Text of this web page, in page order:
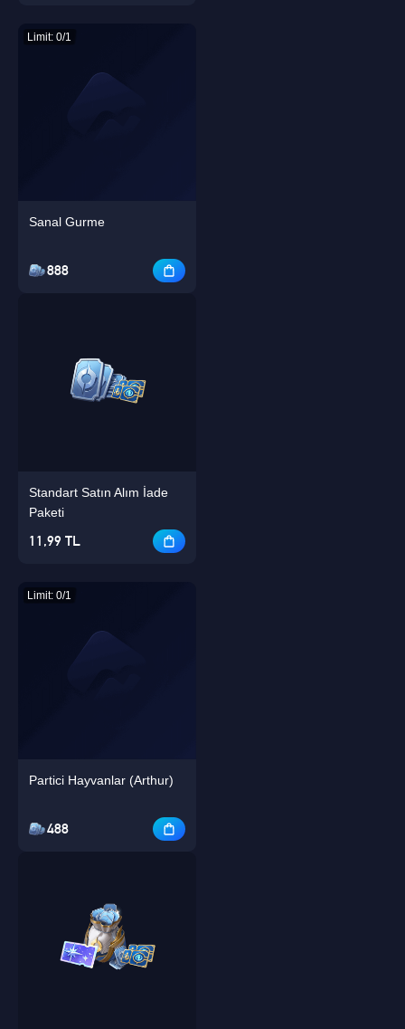
Limit: 0/1
Sanal Gurme
888
Standart Satın Alım İade
Paketi
11,99 TL
Limit: 0/1
Partici Hayvanlar (Arthur)
488